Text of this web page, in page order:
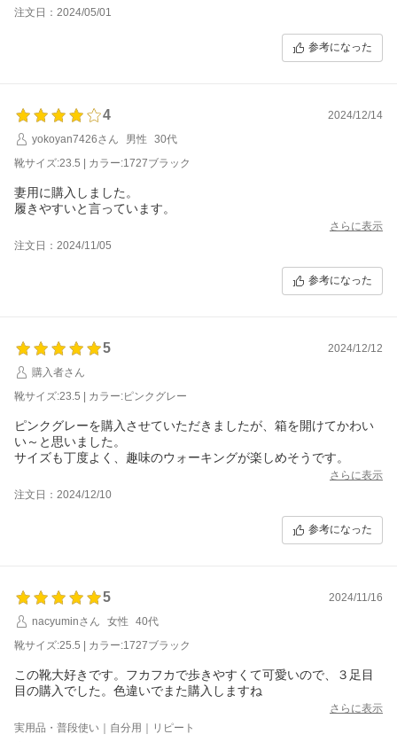
注文日：2024/05/01
参考になった
4
2024/12/14
yokoyan7426さん
男性
30代
靴サイズ:23.5 | カラー:1727ブラック
妻用に購入しました。
履きやすいと言っています。
さらに表示
注文日：2024/11/05
参考になった
5
2024/12/12
購入者さん
靴サイズ:23.5 | カラー:ピンクグレー
ピンクグレーを購入させていただきましたが、箱を開けてかわい
い～と思いました。
サイズも丁度よく、趣味のウォーキングが楽しめそうです。
さらに表示
注文日：2024/12/10
参考になった
5
2024/11/16
nacyuminさん
女性
40代
靴サイズ:25.5 | カラー:1727ブラック
この靴大好きです。フカフカで歩きやすくて可愛いので、３足目
目の購入でした。色違いでまた購入しますね
さらに表示
実用品・普段使い｜自分用｜リピート